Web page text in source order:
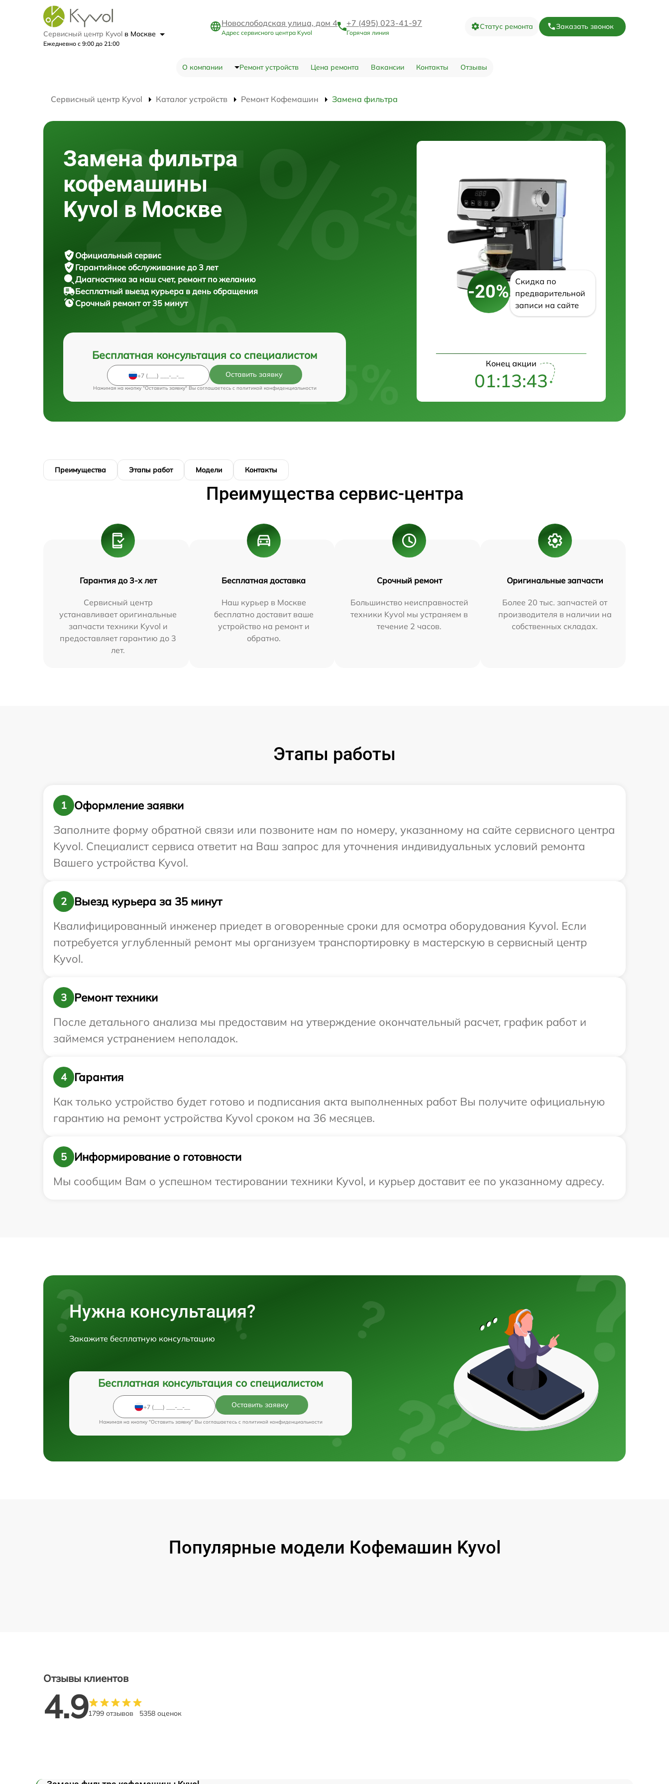
Сервисный центр Kyvol в Москве
Ежедневно с 9:00 до 21:00
Новослободская улица, дом 4
Адрес сервисного центра Kyvol
+7 (495) 023-41-97
Горячая линия
Статус ремонта Заказать звонок
О компании Ремонт устройств Цена ремонта Вакансии Контакты Отзывы
Сервисный центр Kyvol Каталог устройств Ремонт Кофемашин Замена фильтра
Замена фильтра
кофемашины
Kyvol в Москве
Официальный сервис
Гарантийное обслуживание до 3 лет
Диагностика за наш счет, ремонт по желанию
Бесплатный выезд курьера в день обращения
Срочный ремонтот 35 минут
Бесплатная консультация со специалистом
Оставить заявку
Нажимая на кнопку "Оставить заявку" Вы соглашаетесь c политикой конфиденциальности
-20%
Скидка по
предварительной
записи на сайте
Конец акции
01:13:42
Преимущества Этапы работ Модели Контакты
Преимущества сервис-центра
Гарантия до 3-х лет
Сервисный центр
устанавливает оригинальные
запчасти техники Kyvol и
предоставляет гарантию до 3
лет.
Бесплатная доставка
Наш курьер в Москве
бесплатно доставит ваше
устройство на ремонт и
обратно.
Срочный ремонт
Большинство неисправностей
техники Kyvol мы устраняем в
течение 2 часов.
Оригинальные запчасти
Более 20 тыс. запчастей от
производителя в наличии на
собственных складах.
Этапы работы
1
Оформление заявки
Заполните форму обратной связи или позвоните нам по номеру, указанному на сайте сервисного центра
Kyvol. Специалист сервиса ответит на Ваш запрос для уточнения индивидуальных условий ремонта
Вашего устройства Kyvol.
2
Выезд курьера за 35 минут
Квалифицированный инженер приедет в оговоренные сроки для осмотра оборудования Kyvol. Если
потребуется углубленный ремонт мы организуем транспортировку в мастерскую в сервисный центр
Kyvol.
3
Ремонт техники
После детального анализа мы предоставим на утверждение окончательный расчет, график работ и
займемся устранением неполадок.
4
Гарантия
Как только устройство будет готово и подписания акта выполненных работ Вы получите официальную
гарантию на ремонт устройства Kyvol сроком на 36 месяцев.
5
Информирование о готовности
Мы сообщим Вам о успешном тестировании техники Kyvol, и курьер доставит ее по указанному адресу.
Нужна консультация?
Закажите бесплатную консультацию
Бесплатная консультация со специалистом
Оставить заявку
Нажимая на кнопку "Оставить заявку" Вы соглашаетесь c политикой конфиденциальности
Популярные модели Кофемашин Kyvol
Отзывы клиентов
4.91799 отзывов 5358 оценок